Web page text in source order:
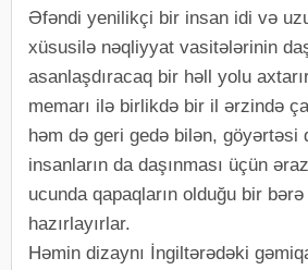
Əfəndi yenilikçi bir insan idi və
xüsusilə nəqliyyat vasitələrinin
asanlaşdıracaq bir həll yolu
memarı ilə birlikdə bir il ərzində
həm də geri gedə bilən, göyərtəsi
insanların da daşınması üçün
ucunda qapaqların olduğu bir bərə
hazırlayırlar.
Həmin dizaynı İngiltərədəki